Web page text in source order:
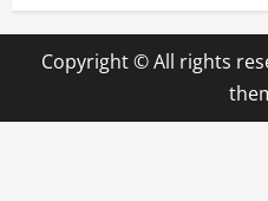
Copyright © All rights